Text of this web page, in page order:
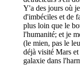
Y'a des jours où
d'imbéciles et de
plus loin que le
l'humanité; et je
(le mien, pas le
déjà visité Mars
galaxie dans